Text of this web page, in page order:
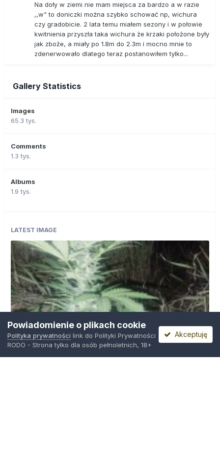
Na doły w ziemi nie mam miejsca za bardzo a w razie
,,w" to doniczki można szybko schować np, wichura
czy gradobicie. 2 lata temu miałem sezony i w połowie
kwitnienia przyszła taka wichura że krzaki położone były
jak zboże, a miały po 1.8m do 2.3m i mocno mnie to
zdenerwowało dlatego teraz postanowiłem tylko...
Gallery Statistics
Images
65.3 tys.
Comments
1.3 tys.
Albums
1.9 tys.
LATEST IMAGE
Powiadomienie o plikach cookie
Polityka prywatności link do Polityki Prywatności
RODO - Strona tylko dla osób pełnoletnich, 18+
Akceptuję